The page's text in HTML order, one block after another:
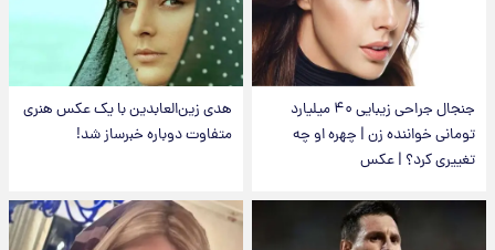
جنجال جراحی زیبایی ۴۰ میلیارد
تومانی خواننده زن | چهره او چه
تغییری کرد؟ | عکس
هدی زین‌العابدین با یک عکس هنری
متفاوت دوباره خبرساز شد!